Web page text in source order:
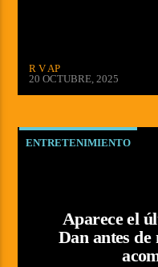
R V AP
20 OCTUBRE, 2025
ENTRETENIMIENTO
Aparece el
Dan antes